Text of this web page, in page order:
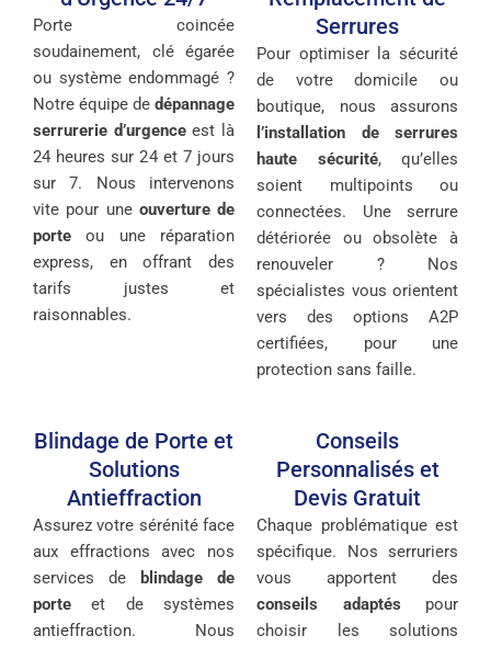
Porte coincée
soudainement, clé égarée
ou système endommagé ?
Notre équipe de dépannage
serrurerie d’urgenceest là
24 heures sur 24 et 7 jours
sur 7. Nous intervenons
vite pour une ouverture de
porte ou une réparation
express, en offrant des
tarifs justes et
raisonnables.
Serrures
Pour optimiser la sécurité
de votre domicile ou
boutique, nous assurons
l’installation de serrures
haute sécurité, qu’elles
soient multipoints ou
connectées. Une serrure
détériorée ou obsolète à
renouveler ? Nos
spécialistes vous orientent
vers des options A2P
certifiées, pour une
protection sans faille.
Blindage de Porte et
Solutions
Antieffraction
Assurez votre sérénité face
aux effractions avec nos
services de
blindage de
porte et de systèmes
antieffraction. Nous
Conseils
Personnalisés et
Devis Gratuit
Chaque problématique est
spécifique. Nos serruriers
vous apportent des
conseils adaptés pour
choisir les solutions